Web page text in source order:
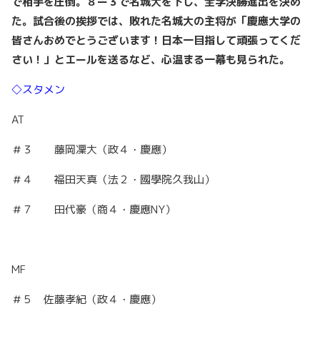
た。試合後の挨拶では、敗れた名城大の主将が「慶應大学の
皆さんおめでとうございます！日本一目指して頑張ってくだ
さい！」とエールを送るなど、心温まる一幕も見られた。
◇スタメン
AT
＃３ 藤岡凜大（政４・慶應）
＃４ 福田天真（法２・國學院久我山）
＃７ 田代豪（商４・慶應NY）
MF
＃５ 佐藤孝紀（政４・慶應）